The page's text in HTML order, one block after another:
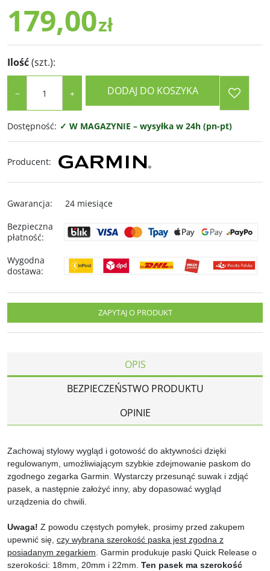
179,00zł
Ilość(szt.):
− + DODAJ DO KOSZYKA
Dostępność: ✓ W MAGAZYNIE – wysyłka w 24h (pn-pt)
Producent:
Gwarancja:
24 miesiące
Bezpieczna
płatność:
Wygodna
dostawa:
ZAPYTAJ O PRODUKT
OPIS
BEZPIECZEŃSTWO PRODUKTU
OPINIE
Zachowaj stylowy wygląd i gotowość do aktywności dzięki
regulowanym, umożliwiającym szybkie zdejmowanie paskom do
zgodnego zegarka Garmin. Wystarczy przesunąć suwak i zdjąć
pasek, a następnie założyć inny, aby dopasować wygląd
urządzenia do chwili.
Uwaga! Z powodu częstych pomyłek, prosimy przed zakupem
upewnić się, czy wybrana szerokość paska jest zgodna z
posiadanym zegarkiem . Garmin produkuje paski Quick Release o
szerokości: 18mm, 20mm i 22mm. Ten pasek ma szerokość